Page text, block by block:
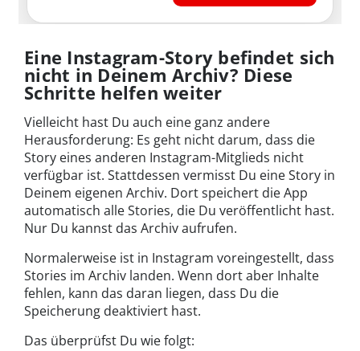
Eine Instagram-Story befindet sich
nicht in Deinem Archiv? Diese
Schritte helfen weiter
Vielleicht hast Du auch eine ganz andere
Herausforderung: Es geht nicht darum, dass die
Story eines anderen Instagram-Mitglieds nicht
verfügbar ist. Stattdessen vermisst Du eine Story in
Deinem eigenen Archiv. Dort speichert die App
automatisch alle Stories, die Du veröffentlicht hast.
Nur Du kannst das Archiv aufrufen.
Normalerweise ist in Instagram voreingestellt, dass
Stories im Archiv landen. Wenn dort aber Inhalte
fehlen, kann das daran liegen, dass Du die
Speicherung deaktiviert hast.
Das überprüfst Du wie folgt: